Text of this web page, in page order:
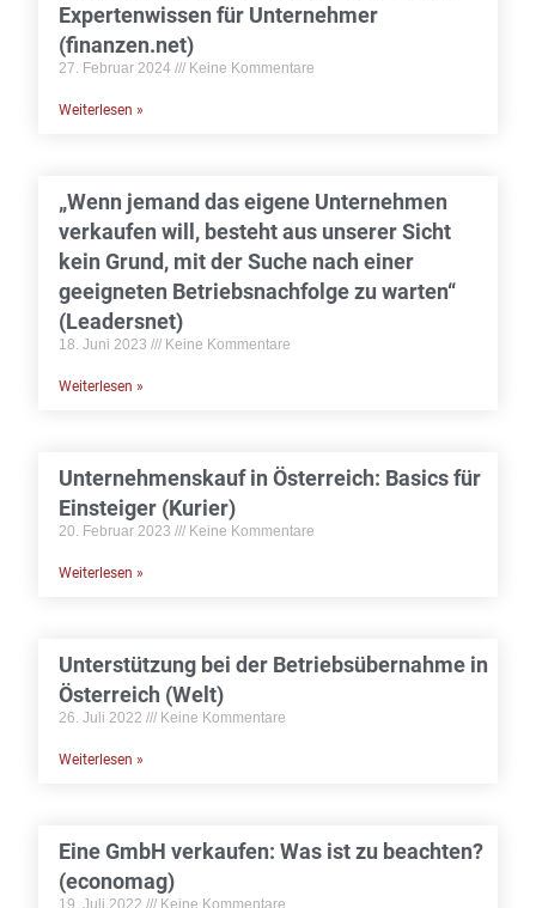
Expertenwissen für Unternehmer
(finanzen.net)
27. Februar 2024 Keine Kommentare
Weiterlesen »
„Wenn jemand das eigene Unternehmen
verkaufen will, besteht aus unserer Sicht
kein Grund, mit der Suche nach einer
geeigneten Betriebsnachfolge zu warten“
(Leadersnet)
18. Juni 2023 Keine Kommentare
Weiterlesen »
Unternehmenskauf in Österreich: Basics für
Einsteiger (Kurier)
20. Februar 2023 Keine Kommentare
Weiterlesen »
Unterstützung bei der Betriebsübernahme in
Österreich (Welt)
26. Juli 2022 Keine Kommentare
Weiterlesen »
Eine GmbH verkaufen: Was ist zu beachten?
(economag)
19. Juli 2022 Keine Kommentare